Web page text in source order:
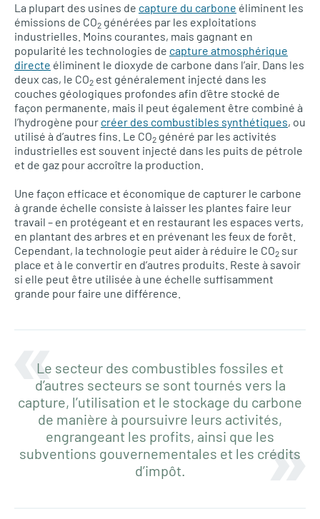
La plupart des usines de capture du carbone éliminent les
émissions de CO2 générées par les exploitations
industrielles. Moins courantes, mais gagnant en
popularité les technologies de capture atmosphérique
directe éliminent le dioxyde de carbone dans l’air. Dans les
deux cas, le CO2 est généralement injecté dans les
couches géologiques profondes afin d’être stocké de
façon permanente, mais il peut également être combiné à
l’hydrogène pour créer des combustibles synthétiques, ou
utilisé à d’autres fins. Le CO2 généré par les activités
industrielles est souvent injecté dans les puits de pétrole
et de gaz pour accroître la production.
Une façon efficace et économique de capturer le carbone
à grande échelle consiste à laisser les plantes faire leur
travail – en protégeant et en restaurant les espaces verts,
en plantant des arbres et en prévenant les feux de forêt.
Cependant, la technologie peut aider à réduire le CO2 sur
place et à le convertir en d’autres produits. Reste à savoir
si elle peut être utilisée à une échelle suffisamment
grande pour faire une différence.
Le secteur des combustibles fossiles et
d’autres secteurs se sont tournés vers la
capture, l’utilisation et le stockage du carbone
de manière à poursuivre leurs activités,
engrangeant les profits, ainsi que les
subventions gouvernementales et les crédits
d’impôt.